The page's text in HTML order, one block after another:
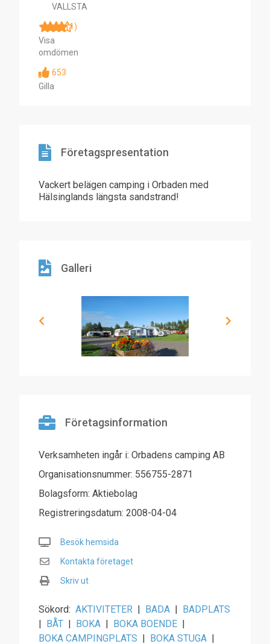
VALLSTA
(1)
Visa
omdömen
653
Gilla
Företagspresentation
Vackert belägen camping i Orbaden med
Hälsinglands längsta sandstrand!
Galleri
Företagsinformation
Verksamheten ingår i: Orbadens camping AB
Organisationsnummer: 556755-2871
Bolagsform: Aktiebolag
Registreringsdatum: 2008-04-04
Besök hemsida
Kontakta företaget
Skriv ut
Sökord: AKTIVITETER | BADA | BADPLATS
| BÅT | BOKA | BOKA BOENDE |
BOKA CAMPINGPLATS | BOKA STUGA |